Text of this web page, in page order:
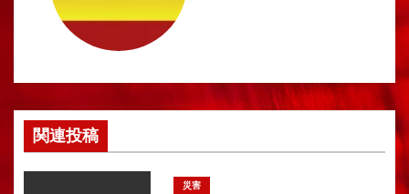
ー
ョ
ン
関連投稿
災害